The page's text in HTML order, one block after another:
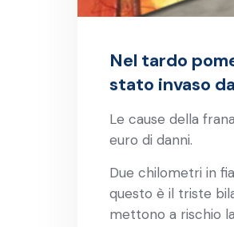
Nel tardo
stato invaso
Le cause della
euro di danni.
Due chilometri in
questo è il triste
mettono a rischio